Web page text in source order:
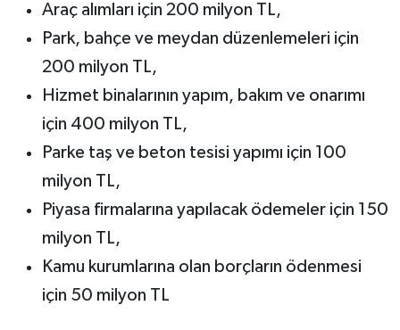
Araç alımları için 200 milyon TL,
Park, bahçe ve meydan düzenlemeleri için
200 milyon TL,
Hizmet binalarının yapım, bakım ve onarımı
için 400 milyon TL,
Parke taş ve beton tesisi yapımı için 100
milyon TL,
Piyasa firmalarına yapılacak ödemeler için 150
milyon TL,
Kamu kurumlarına olan borçların ödenmesi
için 50 milyon TL